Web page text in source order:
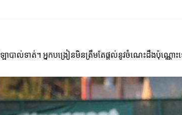
ឡាបាល់ទាត់។ អ្នកបង្រៀនមិនត្រឹមតែផ្តល់នូវចំណេះដឹងប៉ុណ្ណ